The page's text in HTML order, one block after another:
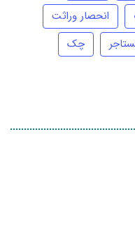
انحصار وراثت
چک